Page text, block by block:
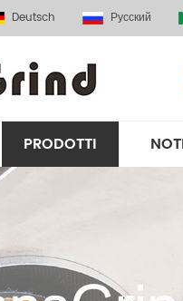
Deutsch Русский
PRODOTTI